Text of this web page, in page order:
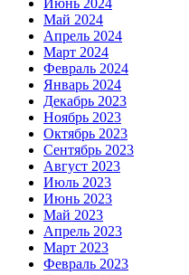
Июнь 2024
Май 2024
Апрель 2024
Март 2024
Февраль 2024
Январь 2024
Декабрь 2023
Ноябрь 2023
Октябрь 2023
Сентябрь 2023
Август 2023
Июль 2023
Июнь 2023
Май 2023
Апрель 2023
Март 2023
Февраль 2023